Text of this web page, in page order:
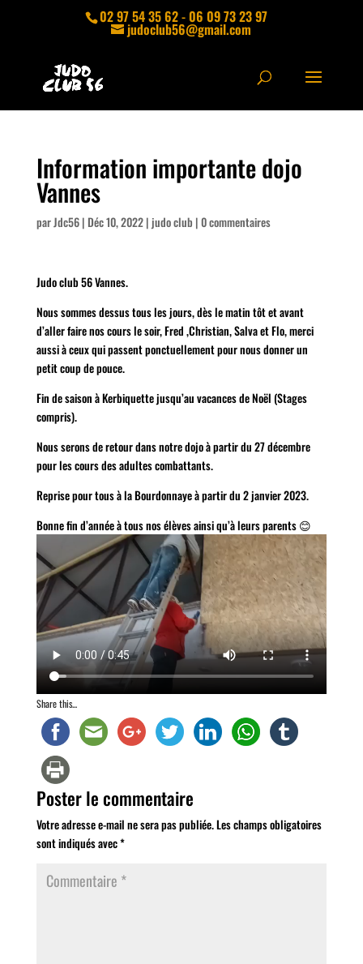
02 97 54 35 62 - 06 09 73 23 97
judoclub56@gmail.com
Information importante dojo
Vannes
parJdc56| Déc 10, 2022| judo club |0 commentaires
Judo club 56 Vannes.
Nous sommes dessus tous les jours, dès le matin tôt et avant
d’aller faire nos cours le soir, Fred ,Christian, Salva et Flo, merci
aussi à ceux qui passent ponctuellement pour nous donner un
petit coup de pouce.
Fin de saison à Kerbiquette jusqu’au vacances de Noël (Stages
compris).
Nous serons de retour dans notre dojo à partir du 27 décembre
pour les cours des adultes combattants.
Reprise pour tous à la Bourdonnaye à partir du 2 janvier 2023.
Bonne fin d’année à tous nos élèves ainsi qu’à leurs parents 😊
Share this...
Poster le commentaire
Votre adresse e-mail ne sera pas publiée.Les champs obligatoires
sont indiqués avec*